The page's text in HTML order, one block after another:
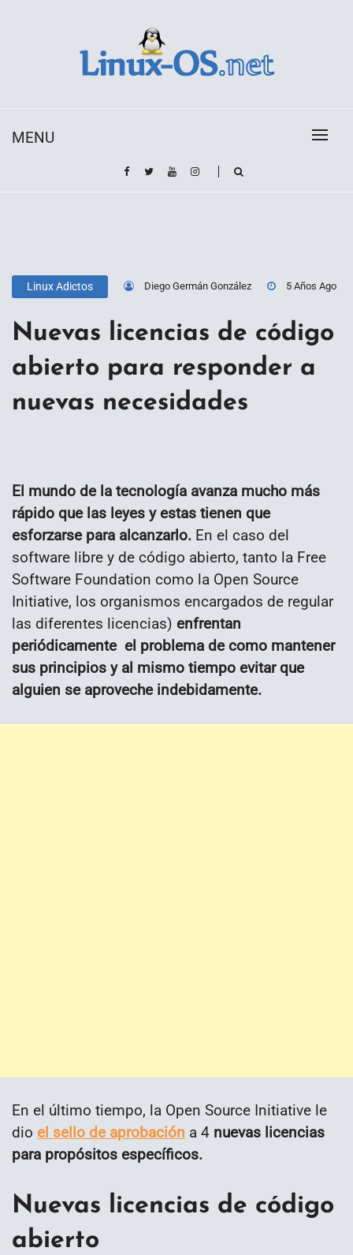
MENU
Linux Adictos Diego Germán González 5 Años Ago
Nuevas licencias de código
abierto para responder a
nuevas necesidades
El mundo de la tecnología avanza mucho más
rápido que las leyes y estas tienen que
esforzarse para alcanzarlo. En el caso del
software libre y de código abierto, tanto la Free
Software Foundation como la Open Source
Initiative, los organismos encargados de regular
las diferentes licencias) enfrentan
periódicamente el problema de como mantener
sus principios y al mismo tiempo evitar que
alguien se aproveche indebidamente.
En el último tiempo, la Open Source Initiative le
dio el sello de aprobación a 4 nuevas licencias
para propósitos específicos.
Nuevas licencias de código
abierto